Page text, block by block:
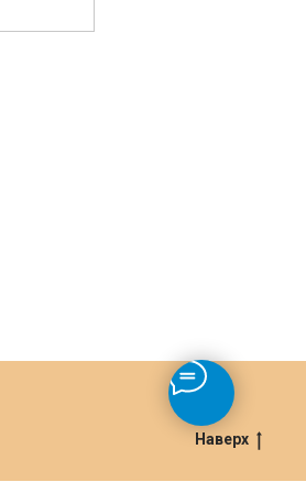
Наверх